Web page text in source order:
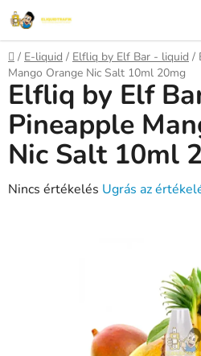
Ugrás
fő
tartalomhoz
Kezdőlap
/ E-liquid / Elfliq by Elf Bar - liquid /
Mango Orange Nic Salt 10ml 20mg
Elfliq by Elf
Pineapple
Nic Salt 10ml
A
Nincs értékelés Ugrás az